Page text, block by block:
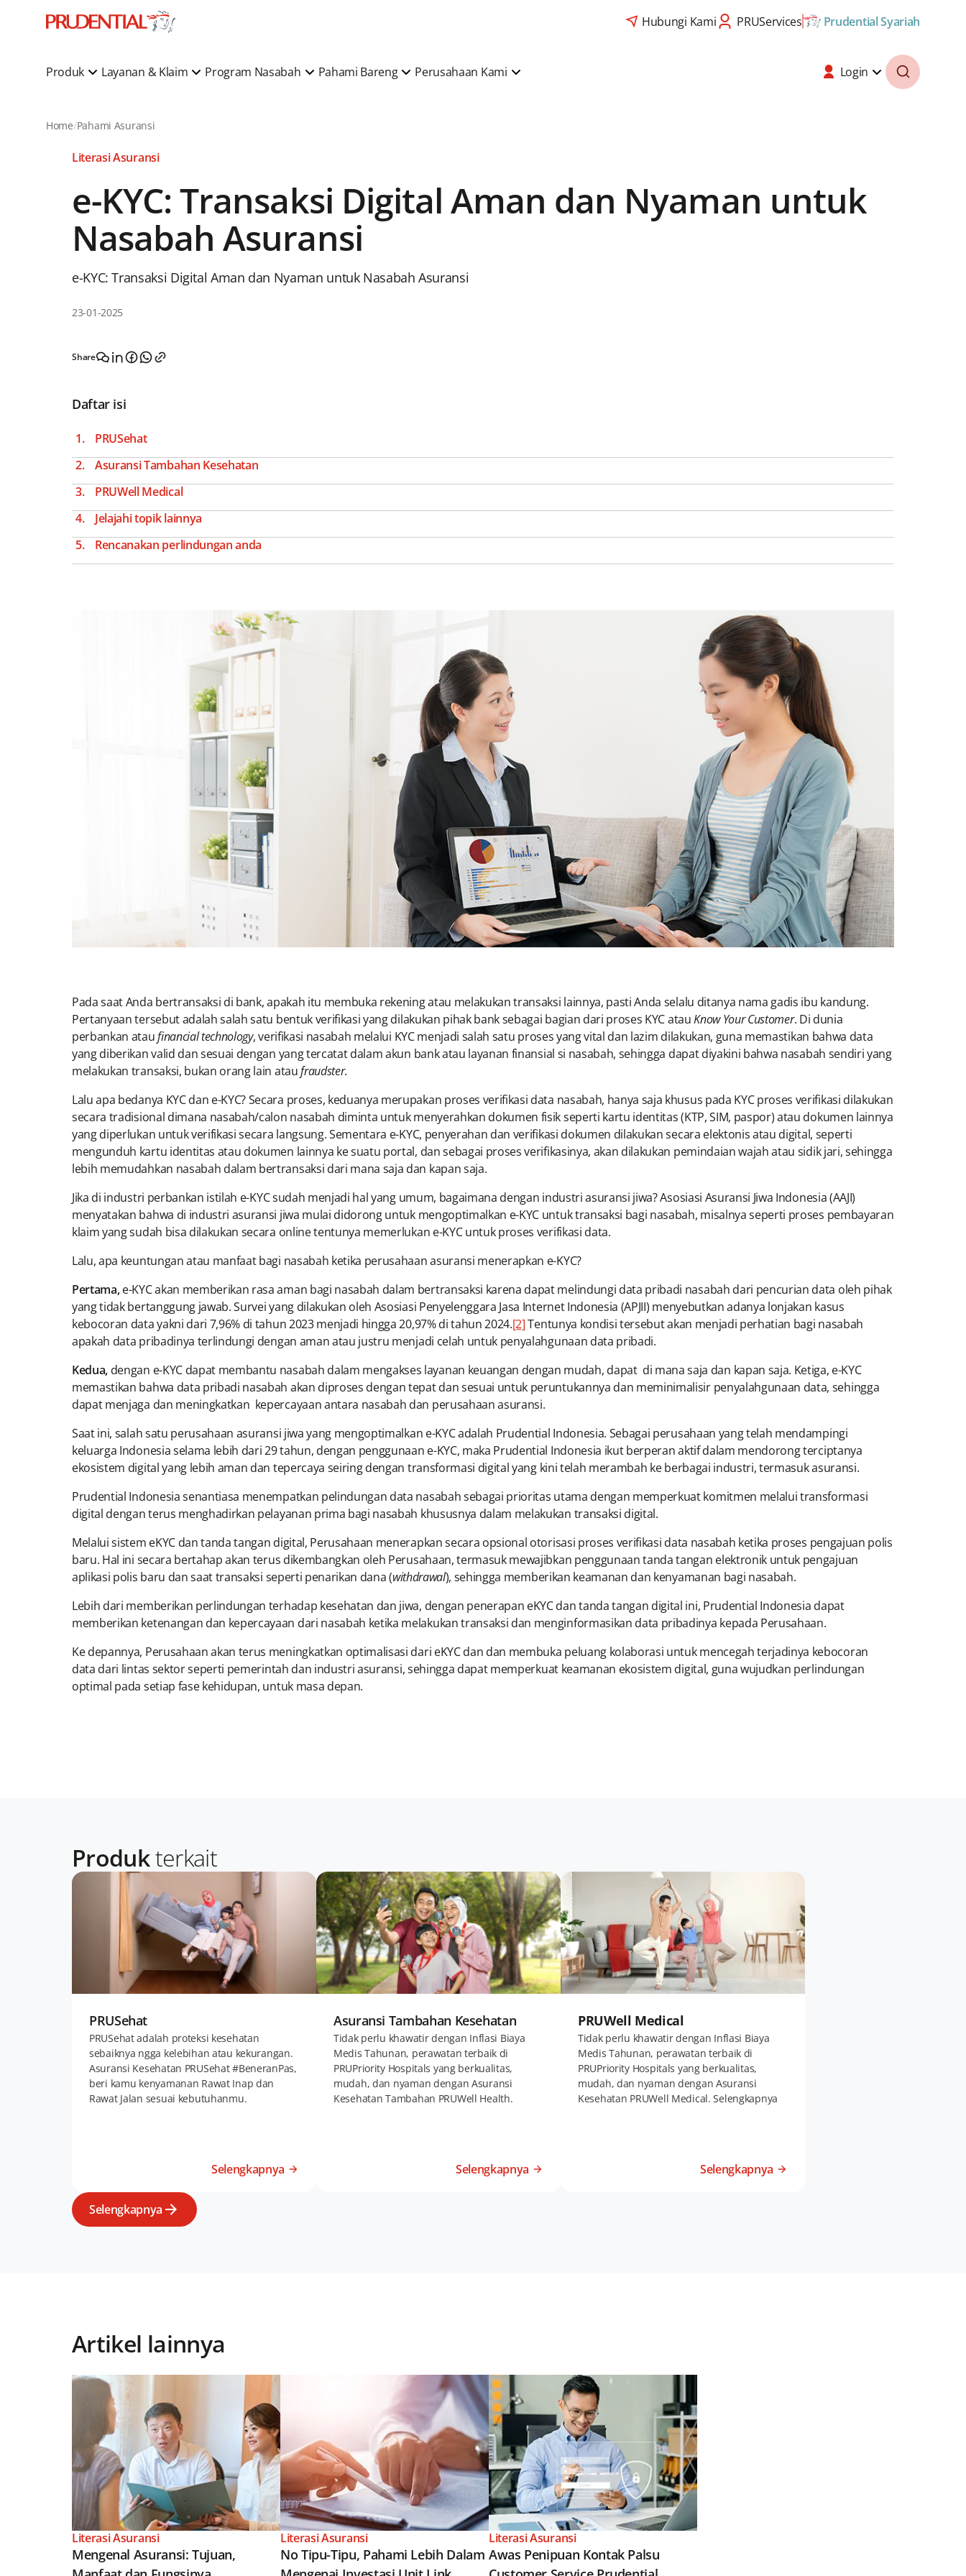
Hubungi Kami PRUServices Prudential Syariah
Produk Layanan & Klaim Program Nasabah Pahami Bareng Perusahaan Kami Login
Home Pahami Asuransi
Literasi Asuransi
e-KYC: Transaksi Digital Aman dan Nyaman untuk
Nasabah Asuransi
e-KYC: Transaksi Digital Aman dan Nyaman untuk Nasabah Asuransi
23-01-2025
Share
Daftar isi
PRUSehat
Asuransi Tambahan Kesehatan
PRUWell Medical
Jelajahi topik lainnya
Rencanakan perlindungan anda
Pada saat Anda bertransaksi di bank, apakah itu membuka rekening atau melakukan transaksi lainnya, pasti Anda selalu ditanya nama gadis ibu kandung.
Pertanyaan tersebut adalah salah satu bentuk verifikasi yang dilakukan pihak bank sebagai bagian dari proses KYC atauKnow Your Customer. Di dunia
perbankan ataufinancial technology, verifikasi nasabah melalui KYC menjadi salah satu proses yang vital dan lazim dilakukan, guna memastikan bahwa data
yang diberikan valid dan sesuai dengan yang tercatat dalam akun bank atau layanan finansial si nasabah, sehingga dapat diyakini bahwa nasabah sendiri yang
melakukan transaksi, bukan orang lain ataufraudster.
Lalu apa bedanya KYC dan e-KYC? Secara proses, keduanya merupakan proses verifikasi data nasabah, hanya saja khusus pada KYC proses verifikasi dilakukan
secara tradisional dimana nasabah/calon nasabah diminta untuk menyerahkan dokumen fisik seperti kartu identitas (KTP, SIM, paspor) atau dokumen lainnya
yang diperlukan untuk verifikasi secara langsung. Sementara e-KYC, penyerahan dan verifikasi dokumen dilakukan secara elektonis atau digital, seperti
mengunduh kartu identitas atau dokumen lainnya ke suatu portal, dan sebagai proses verifikasinya, akan dilakukan pemindaian wajah atau sidik jari, sehingga
lebih memudahkan nasabah dalam bertransaksi dari mana saja dan kapan saja.
Jika di industri perbankan istilah e-KYC sudah menjadi hal yang umum, bagaimana dengan industri asuransi jiwa? Asosiasi Asuransi Jiwa Indonesia (AAJI)
menyatakan bahwa di industri asuransi jiwa mulai didorong untuk mengoptimalkan e-KYC untuk transaksi bagi nasabah, misalnya seperti proses pembayaran
klaim yang sudah bisa dilakukan secara online tentunya memerlukan e-KYC untuk proses verifikasi data.
Lalu, apa keuntungan atau manfaat bagi nasabah ketika perusahaan asuransi menerapkan e-KYC?
Pertama,e-KYC akan memberikan rasa aman bagi nasabah dalam bertransaksi karena dapat melindungi data pribadi nasabah dari pencurian data oleh pihak
yang tidak bertanggung jawab. Survei yang dilakukan oleh Asosiasi Penyelenggara Jasa Internet Indonesia (APJII) menyebutkan adanya lonjakan kasus
kebocoran data yakni dari 7,96% di tahun 2023 menjadi hingga 20,97% di tahun 2024.[2]Tentunya kondisi tersebut akan menjadi perhatian bagi nasabah
apakah data pribadinya terlindungi dengan aman atau justru menjadi celah untuk penyalahgunaan data pribadi.
Kedua, dengan e-KYC dapat membantu nasabah dalam mengakses layanan keuangan dengan mudah, dapat di mana saja dan kapan saja. Ketiga, e-KYC
memastikan bahwa data pribadi nasabah akan diproses dengan tepat dan sesuai untuk peruntukannya dan meminimalisir penyalahgunaan data, sehingga
dapat menjaga dan meningkatkan kepercayaan antara nasabah dan perusahaan asuransi.
Saat ini, salah satu perusahaan asuransi jiwa yang mengoptimalkan e-KYC adalah Prudential Indonesia. Sebagai perusahaan yang telah mendampingi
keluarga Indonesia selama lebih dari 29 tahun, dengan penggunaan e-KYC, maka Prudential Indonesia ikut berperan aktif dalam mendorong terciptanya
ekosistem digital yang lebih aman dan tepercaya seiring dengan transformasi digital yang kini telah merambah ke berbagai industri, termasuk asuransi.
Prudential Indonesia senantiasa menempatkan pelindungan data nasabah sebagai prioritas utama dengan memperkuat komitmen melalui transformasi
digital dengan terus menghadirkan pelayanan prima bagi nasabah khususnya dalam melakukan transaksi digital.
Melalui sistem eKYC dan tanda tangan digital, Perusahaan menerapkan secara opsional otorisasi proses verifikasi data nasabah ketika proses pengajuan polis
baru. Hal ini secara bertahap akan terus dikembangkan oleh Perusahaan, termasuk mewajibkan penggunaan tanda tangan elektronik untuk pengajuan
aplikasi polis baru dan saat transaksi seperti penarikan dana (withdrawal), sehingga memberikan keamanan dan kenyamanan bagi nasabah.
Lebih dari memberikan perlindungan terhadap kesehatan dan jiwa, dengan penerapan eKYC dan tanda tangan digital ini, Prudential Indonesia dapat
memberikan ketenangan dan kepercayaan dari nasabah ketika melakukan transaksi dan menginformasikan data pribadinya kepada Perusahaan.
Ke depannya, Perusahaan akan terus meningkatkan optimalisasi dari eKYC dan dan membuka peluang kolaborasi untuk mencegah terjadinya kebocoran
data dari lintas sektor seperti pemerintah dan industri asuransi, sehingga dapat memperkuat keamanan ekosistem digital, guna wujudkan perlindungan
optimal pada setiap fase kehidupan, untuk masa depan.
Produkterkait
PRUSehat
PRUSehat adalah proteksi kesehatan
sebaiknya ngga kelebihan atau kekurangan.
Asuransi Kesehatan PRUSehat #BeneranPas,
beri kamu kenyamanan Rawat Inap dan
Rawat Jalan sesuai kebutuhanmu.
Selengkapnya
Asuransi Tambahan Kesehatan
Tidak perlu khawatir dengan Inflasi Biaya
Medis Tahunan, perawatan terbaik di
PRUPriority Hospitals yang berkualitas,
mudah, dan nyaman dengan Asuransi
Kesehatan Tambahan PRUWell Health.
Selengkapnya
PRUWell Medical
Tidak perlu khawatir dengan Inflasi Biaya
Medis Tahunan, perawatan terbaik di
PRUPriority Hospitals yang berkualitas,
mudah, dan nyaman dengan Asuransi
Kesehatan PRUWell Medical. Selengkapnya
Selengkapnya
Selengkapnya
Artikel lainnya
Literasi Asuransi
Mengenal Asuransi: Tujuan,
Literasi Asuransi
No Tipu-Tipu, Pahami Lebih Dalam
Literasi Asuransi
Awas Penipuan Kontak Palsu